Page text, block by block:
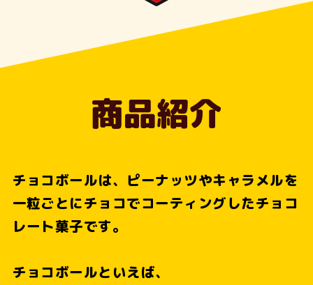
商品紹介
チョコボールは、ピーナッツやキャラメルを
一粒ごとにチョコでコーティングしたチョコ
レート菓子です。
チョコボールといえば、